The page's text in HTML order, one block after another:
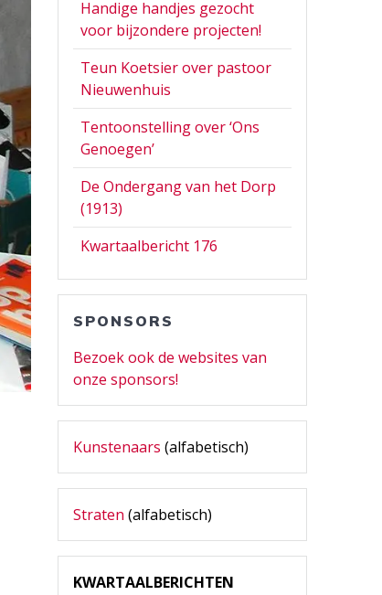
Handige handjes gezocht
voor bijzondere projecten!
Teun Koetsier over pastoor
Nieuwenhuis
Tentoonstelling over ‘Ons
Genoegen’
De Ondergang van het Dorp
(1913)
Kwartaalbericht 176
SPONSORS
Bezoek ook de websites van
onze sponsors!
Kunstenaars (alfabetisch)
Straten (alfabetisch)
KWARTAALBERICHTEN